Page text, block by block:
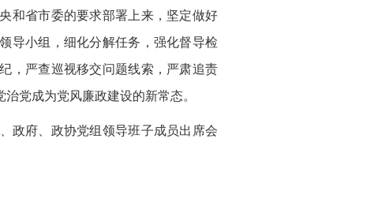
和省市委的要求部署上来，坚定做好
导小组，细化分解任务，强化督导检
，严查巡视移交问题线索，严肃追责
党成为党风廉政建设的新常态。
政府、政协党组领导班子成员出席会